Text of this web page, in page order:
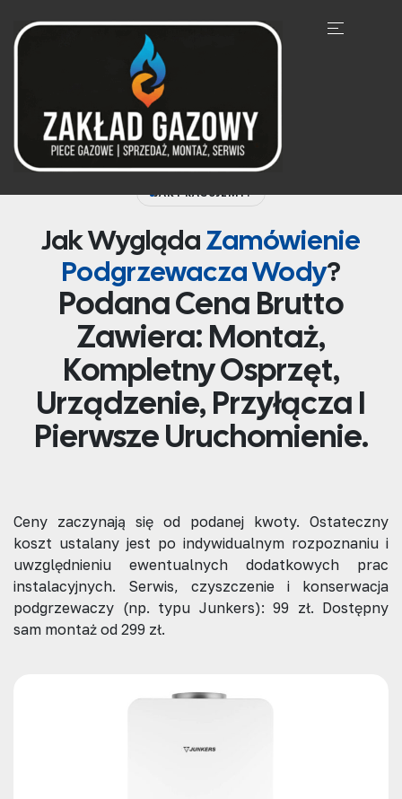
Jak WyglądaZamówienie
Podgrzewacza Wody?
Podana Cena Brutto
Zawiera: Montaż,
Kompletny Osprzęt,
Urządzenie, Przyłącza I
Pierwsze Uruchomienie.
JAK PRACUJEMY?
Ceny zaczynają się od podanej kwoty. Ostateczny
koszt ustalany jest po indywidualnym rozpoznaniu i
uwzględnieniu ewentualnych dodatkowych prac
instalacyjnych. Serwis, czyszczenie i konserwacja
podgrzewaczy (np. typu Junkers): 99 zł. Dostępny
sam montaż od 299 zł.